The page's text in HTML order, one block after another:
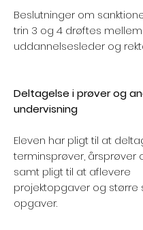
Beslutninger om
trin 3 og 4 drøftes mellem
uddannelsesleder og
Deltagelse i prøver og
undervisning
Eleven har pligt til at
terminsprøver, årsprøver
samt pligt til at aflevere
projektopgaver og større
opgaver.